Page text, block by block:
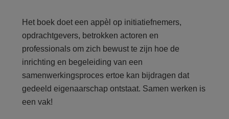
Het boek doet een appèl op initiatiefnemers,
opdrachtgevers, betrokken actoren en
professionals om zich bewust te zijn hoe de
inrichting en begeleiding van een
samenwerkingsproces ertoe kan bijdragen dat
gedeeld eigenaarschap ontstaat. Samen werken is
een vak!